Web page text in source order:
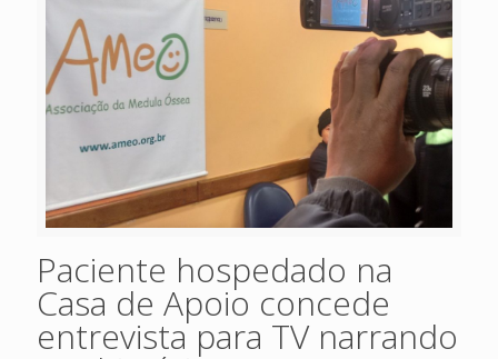
Paciente hospedado na
Casa de Apoio concede
entrevista para TV narrando